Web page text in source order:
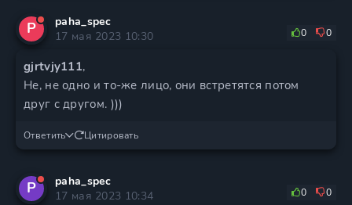
P
paha_spec
17 мая 2023 10:30
0 0
gjrtvjy111,
Не, не одно и то-же лицо, они встретятся потом
друг с другом. )))
Ответить Цитировать
P
paha_spec
17 мая 2023 10:34
0 0